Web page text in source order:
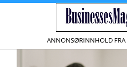
ANNONSØRINNHOLD FRA